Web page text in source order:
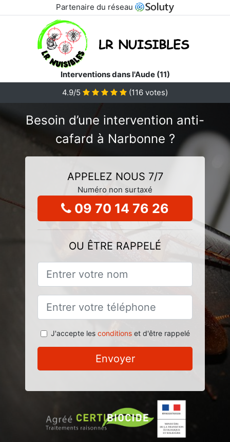
Partenaire du réseau
Interventions dans l'Aude (11)
4.9/5
(116 votes)
Besoin d’une intervention anti-
cafard à Narbonne ?
APPELEZ NOUS 7/7
Numéro non surtaxé
09 70 14 76 26
OU ÊTRE RAPPELÉ
J'accepte les conditionset d'être rappelé
Envoyer